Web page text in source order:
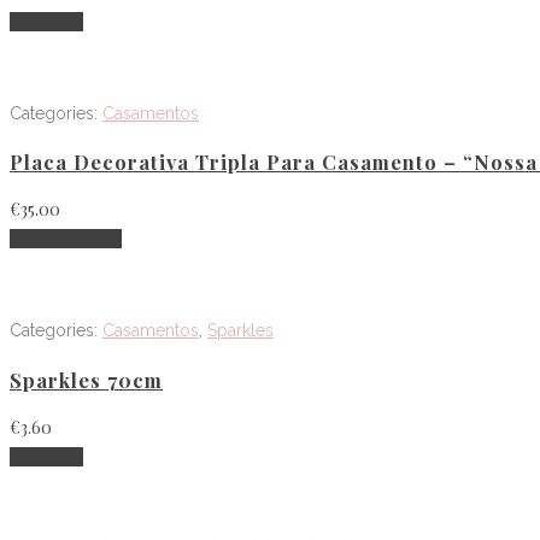
Categories: Casamentos
Placa Decorativa Tripla Para Casamento –
€35.00
Categories: Casamentos, Sparkles
Sparkles 70cm
€3.60